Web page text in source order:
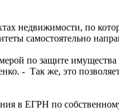
недвижимости, по
самостоятельно
по защите имущества
- Так же, это
в ЕГРН по